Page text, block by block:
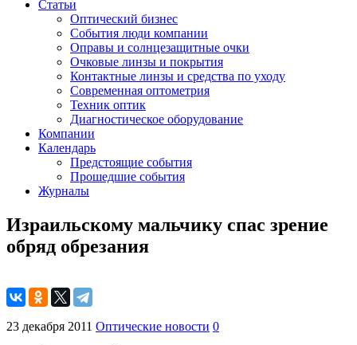
Статьи
Оптический бизнес
События люди компании
Оправы и солнцезащитные очки
Очковые линзы и покрытия
Контактные линзы и средства по уходу
Современная оптометрия
Техник оптик
Диагностическое оборудование
Компании
Календарь
Предстоящие события
Прошедшие события
Журналы
Израильскому мальчику спас зрение
обряд обрезания
23 декабря 2011 Оптические новости 0